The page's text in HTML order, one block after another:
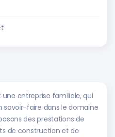
une entreprise familiale, qui
savoir-faire dans le domaine
des prestations de
de construction et de